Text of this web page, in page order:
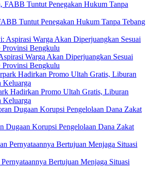
Tuntut Penegakan Hukum Tanpa Tebang
Warga Akan Diperjuangkan Sesuai
Bengkulu
Hadirkan Promo Ultah Gratis, Liburan
Keluarga
Dugaan Korupsi Pengelolaan Dana Zakat
Bertujuan Menjaga Situasi